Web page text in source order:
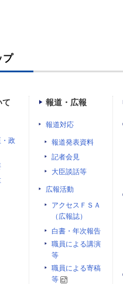
プ
て
政
報道・広報
報道対応
報道発表資料
記者会見
大臣談話等
広報活動
アクセスＦＳＡ
（広報誌）
白書・年次報告
職員による講演
等
職員による寄稿
等